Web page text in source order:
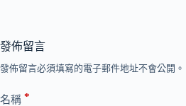
發佈留言
發佈留言必須填寫的電子郵件地址不會公開。
名稱 *